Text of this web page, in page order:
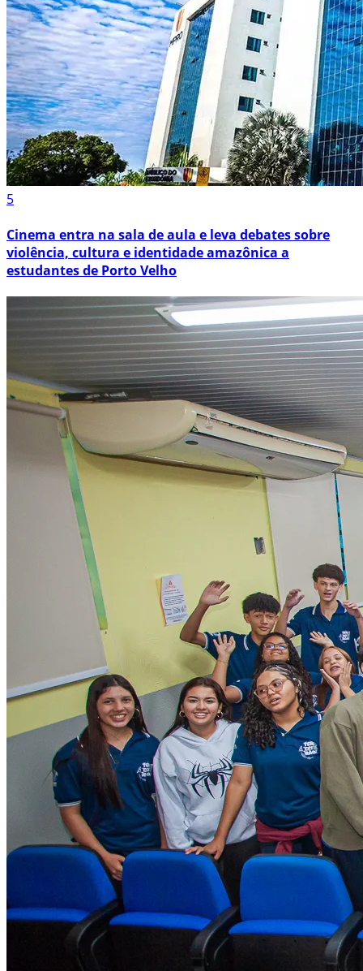
5
Cinema entra na sala de aula e leva debates sobre
violência, cultura e identidade amazônica a
estudantes de Porto Velho